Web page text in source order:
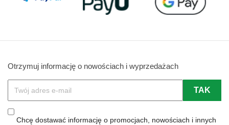
Otrzymuj informację o nowościach i wyprzedażach
Chcę dostawać informację o promocjach, nowościach i innych